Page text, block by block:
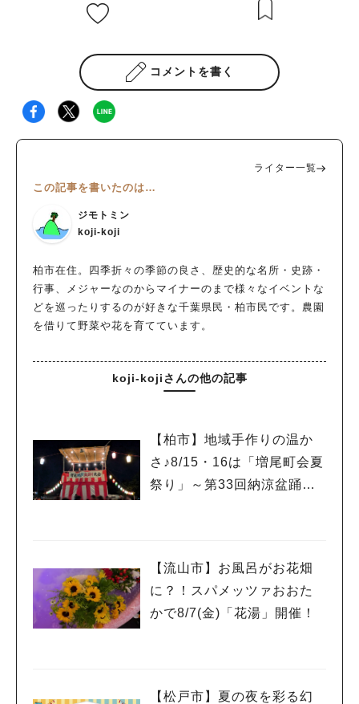
コメントを書く
ライター一覧
この記事を書いたのは…
ジモトミン
koji-koji
柏市在住。四季折々の季節の良さ、歴史的な名所・史跡・
行事、メジャーなのからマイナーのまで様々なイベントな
どを巡ったりするのが好きな千葉県民・柏市民です。農園
を借りて野菜や花を育てています。
koji-kojiさんの他の記事
【柏市】地域手作りの温か
さ♪8/15・16は「増尾町会夏
祭り」～第33回納涼盆踊り
【流山市】お風呂がお花畑
に？！スパメッツァおおた
かで8/7(金)「花湯」開催！
【松戸市】夏の夜を彩る幻